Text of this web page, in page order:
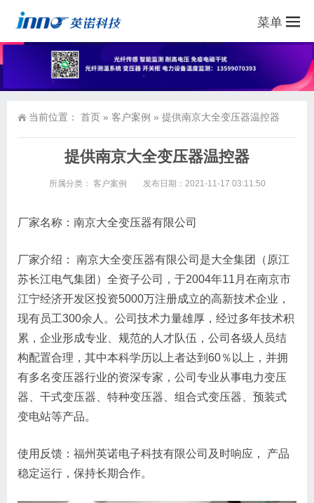
菜单
当前位置： 首页 » 客户案例 » 提供南京大全变压器温控器
提供南京大全变压器温控器
所属分类： 客户案例 发布日期：2021-11-17 03:11:50
厂家名称：南京大全变压器有限公司
厂家介绍： 南京大全变压器有限公司是大全集团（原江
苏长江电气集团）全资子公司，于2004年11月在南京市
江宁经济开发区投资5000万注册成立的高新技术企业，
现有员工300余人。公司技术力量雄厚，经过多年技术积
累，企业形成专业、规范的人才队伍，公司各级人员结
构配置合理，其中本科学历以上者达到60％以上，并拥
有多名变压器行业的资深专家，公司专业从事电力变压
器、干式变压器、特种变压器、组合式变压器、预装式
变电站等产品。
使用反馈：福州英诺电子科技有限公司及时响应， 产品
稳定运行，保持长期合作。